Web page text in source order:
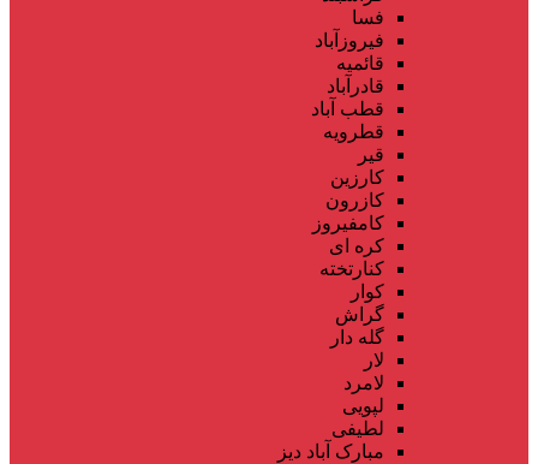
فسا
فیروزآباد
قائمیه
قادرآباد
قطب آباد
قطرویه
قیر
کارزین
کازرون
کامفیروز
کره ای
کنارتخته
کوار
گراش
گله دار
لار
لامرد
لپویی
لطیفی
مبارک آباد دیز